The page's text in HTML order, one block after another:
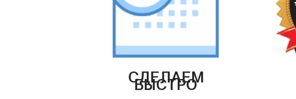
СДЕЛАЕМ
БЫСТРО